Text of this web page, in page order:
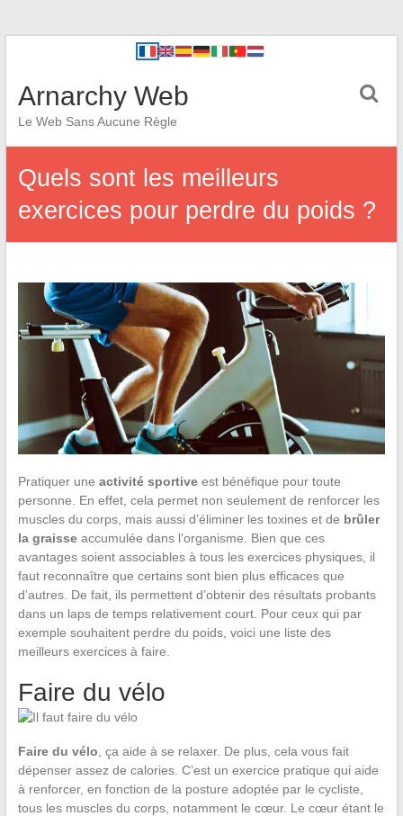
Arnarchy Web
Le Web Sans Aucune Règle
Quels sont les meilleurs
exercices pour perdre du poids ?
Pratiquer une activité sportiveest bénéfique pour toute
personne. En effet, cela permet non seulement de renforcer les
muscles du corps, mais aussi d’éliminer les toxines et de brûler
la graisseaccumulée dans l’organisme. Bien que ces
avantages soient associables à tous les exercices physiques, il
faut reconnaître que certains sont bien plus efficaces que
d’autres. De fait, ils permettent d’obtenir des résultats probants
dans un laps de temps relativement court. Pour ceux qui par
exemple souhaitent perdre du poids, voici une liste des
meilleurs exercices à faire.
Faire du vélo
Faire du vélo , ça aide à se relaxer. De plus, cela vous fait
dépenser assez de calories. C’est un exercice pratique qui aide
à renforcer, en fonction de la posture adoptée par le cycliste,
tous les muscles du corps, notamment le cœur. Le cœur étant le